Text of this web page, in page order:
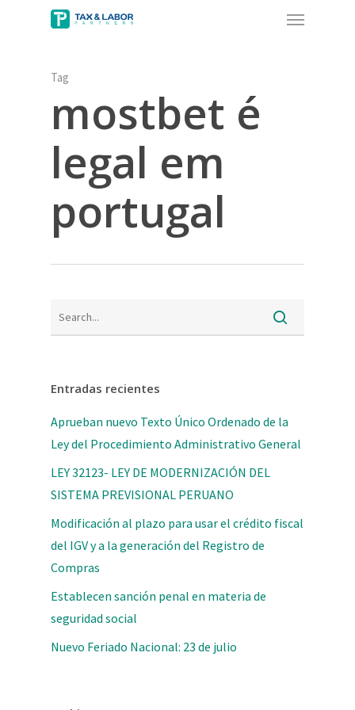
Menu
Tag
mostbet é
legal em
portugal
Entradas recientes
Aprueban nuevo Texto Único Ordenado de la
Ley del Procedimiento Administrativo General
LEY 32123- LEY DE MODERNIZACIÓN DEL
SISTEMA PREVISIONAL PERUANO
Modificación al plazo para usar el crédito fiscal
del IGV y a la generación del Registro de
Compras
Establecen sanción penal en materia de
seguridad social
Nuevo Feriado Nacional: 23 de julio